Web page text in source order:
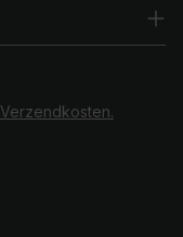
Verzendkosten.